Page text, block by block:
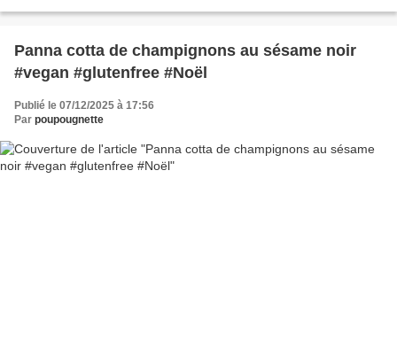
Panna cotta de champignons au sésame noir
#vegan #glutenfree #Noël
Publié le 07/12/2025 à 17:56
Par poupougnette